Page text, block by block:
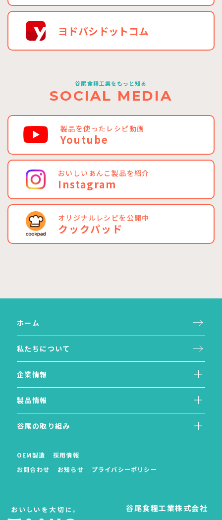
ヨドバシドットコム
谷尾食糧工業をもっと知る
SOCIAL MEDIA
製品を使ったレシピ動画
Youtube
おいしいあんこ製品を紹介
Instagram
オリジナルレシピを公開中
クックパッド
谷尾食糧工業株式会社
ホーム
私たちについて
企業情報
製品情報
谷尾の取り組み
OEM製造
採用情報
お問合わせ
お知らせ プライバシーポリシー